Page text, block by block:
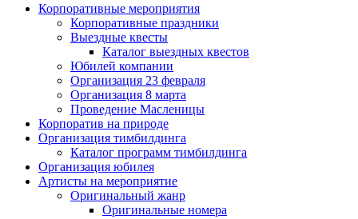
Корпоративные мероприятия
Корпоративные праздники
Выездные квесты
Каталог выездных квестов
Юбилей компании
Организация 23 февраля
Организация 8 марта
Проведение Масленицы
Корпоратив на природе
Организация тимбилдинга
Каталог программ тимбилдинга
Организация юбилея
Артисты на мероприятие
Оригинальный жанр
Оригинальные номера